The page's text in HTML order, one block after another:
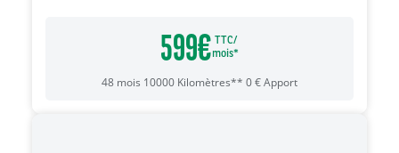
599€ TTC/
mois*
48 mois 10000 Kilomètres** 0€Apport